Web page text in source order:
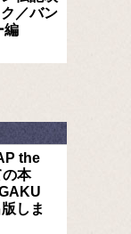
／バン
編
the
の本
しま